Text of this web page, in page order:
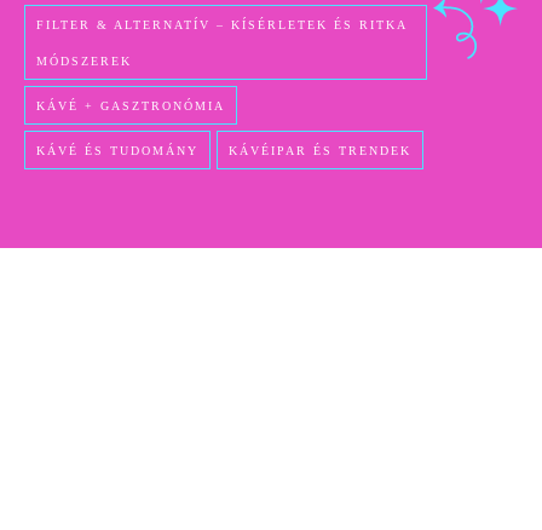
FILTER & ALTERNATÍV – KÍSÉRLETEK ÉS RITKA
MÓDSZEREK
KÁVÉ + GASZTRONÓMIA
KÁVÉ ÉS TUDOMÁNY KÁVÉIPAR ÉS TRENDEK